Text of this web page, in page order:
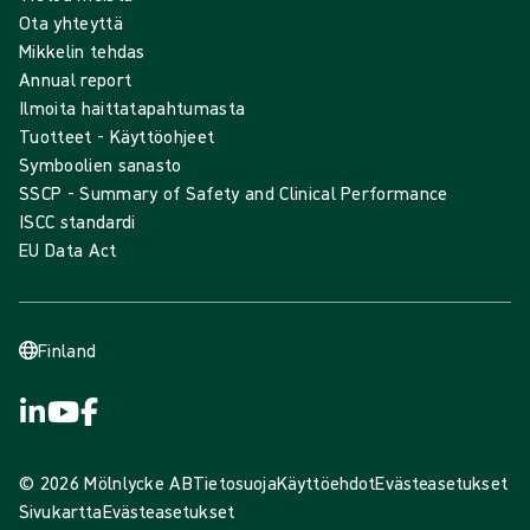
Ota yhteyttä
Mikkelin tehdas
Annual report
Ilmoita haittatapahtumasta
Tuotteet - Käyttöohjeet
Symboolien sanasto
SSCP - Summary of Safety and Clinical Performance
ISCC standardi
EU Data Act
Finland
© 2026 Mölnlycke ABTietosuojaKäyttöehdotEvästeasetukset
SivukarttaEvästeasetukset